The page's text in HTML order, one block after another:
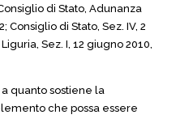
di Stato, Adunanza
Consiglio di Stato, Sez. IV, 2
Sez. I, 12 giugno 2010,
quanto sostiene la
che possa essere